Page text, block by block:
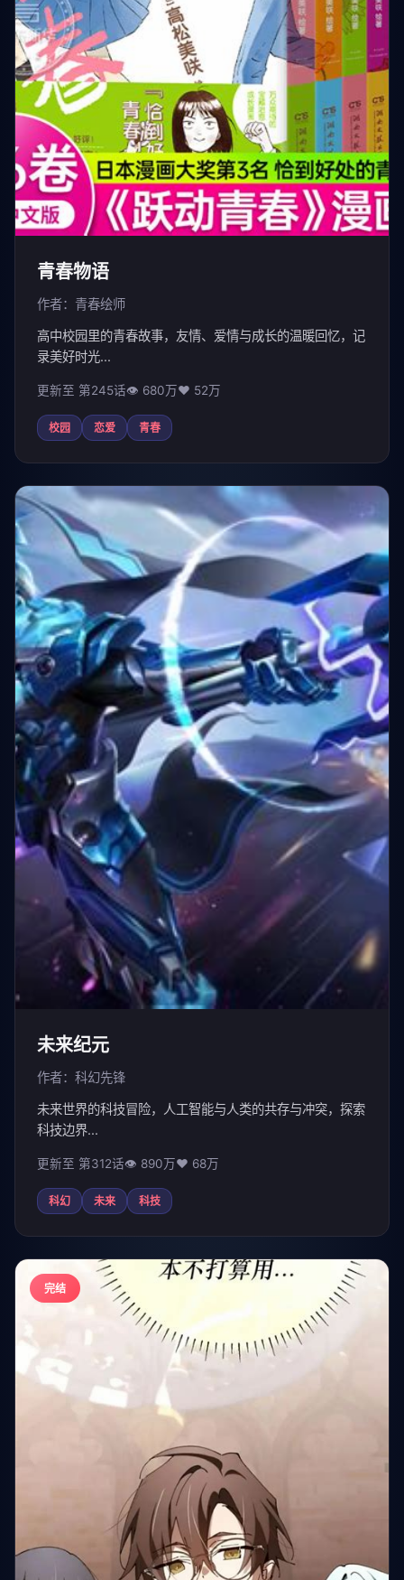
青春物语
作者：青春绘师
高中校园里的青春故事，友情、爱情与成长的温暖回忆，记
录美好时光...
更新至 第245话👁 680万❤️ 52万
校园 恋爱 青春
未来纪元
作者：科幻先锋
未来世界的科技冒险，人工智能与人类的共存与冲突，探索
科技边界...
更新至 第312话👁 890万❤️ 68万
科幻 未来 科技
完结